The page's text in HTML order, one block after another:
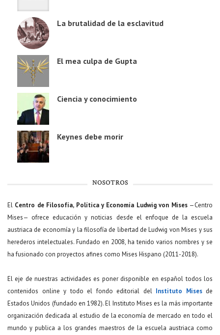
La brutalidad de la esclavitud
El mea culpa de Gupta
Ciencia y conocimiento
Keynes debe morir
NOSOTROS
El Centro de Filosofía, Política y Economía Ludwig von Mises—Centro
Mises— ofrece educación y noticias desde el enfoque de la escuela
austriaca de economía y la filosofía de libertad de Ludwig von Mises y sus
herederos intelectuales. Fundado en 2008, ha tenido varios nombres y se
ha fusionado con proyectos afines como Mises Hispano (2011-2018).
El eje de nuestras actividades es poner disponible en español todos los
contenidos online y todo el fondo editorial del Instituto Misesde
Estados Unidos (fundado en 1982). El Instituto Mises es la más importante
organización dedicada al estudio de la economía de mercado en todo el
mundo y publica a los grandes maestros de la escuela austriaca como